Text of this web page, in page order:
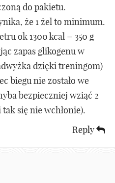
do pakietu.
że 1 żel to minimum.
ok 1300 kcal = 350 g
zapas glikogenu w
dzięki treningom)
biegu nie zostało we
bezpieczniej wziąć 2
się nie wchłonie).
Reply